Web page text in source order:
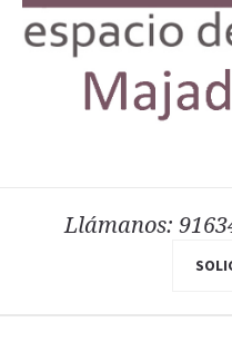
Llámanos: